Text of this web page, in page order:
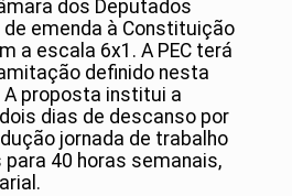
dos Deputados
emenda à Constituição
a escala 6x1. A PEC terá
definido nesta
A proposta institui a
dias de descanso por
jornada de trabalho
40 horas semanais,